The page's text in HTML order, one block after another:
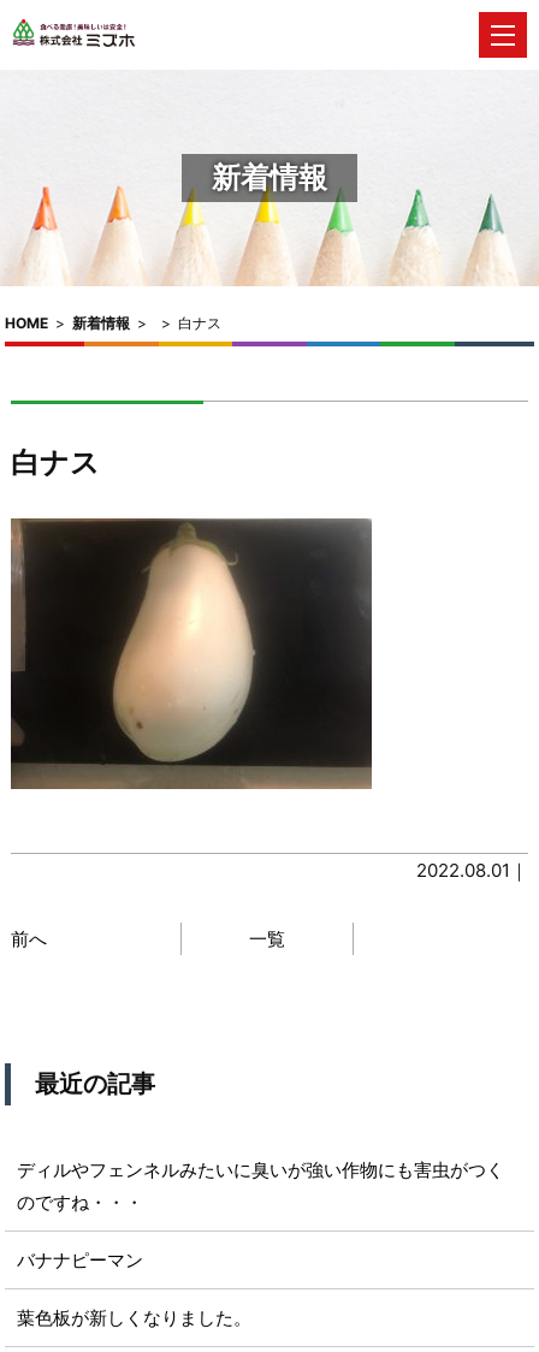
新着情報
HOME > 新着情報 > > 白ナス
白ナス
2022.08.01｜
前へ 一覧
最近の記事
ディルやフェンネルみたいに臭いが強い作物にも害虫がつく
のですね・・・
バナナピーマン
葉色板が新しくなりました。